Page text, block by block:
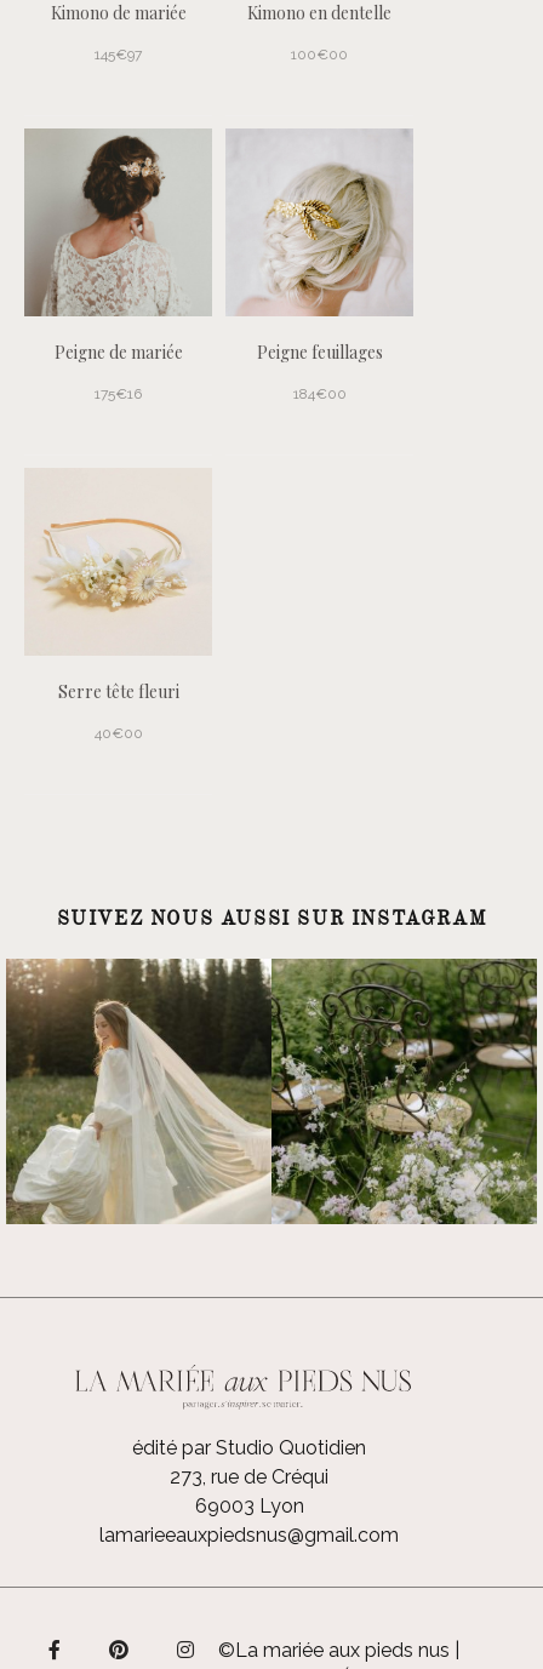
Kimono de mariée
145€97
Kimono en dentelle
100€00
Peigne de mariée
175€16
Peigne feuillages
184€00
Serre tête fleuri
40€00
SUIVEZ NOUS AUSSI SUR INSTAGRAM
édité par Studio Quotidien
273, rue de Créqui
69003 Lyon
lamarieeauxpiedsnus@gmail.com
©La mariée aux pieds nus |